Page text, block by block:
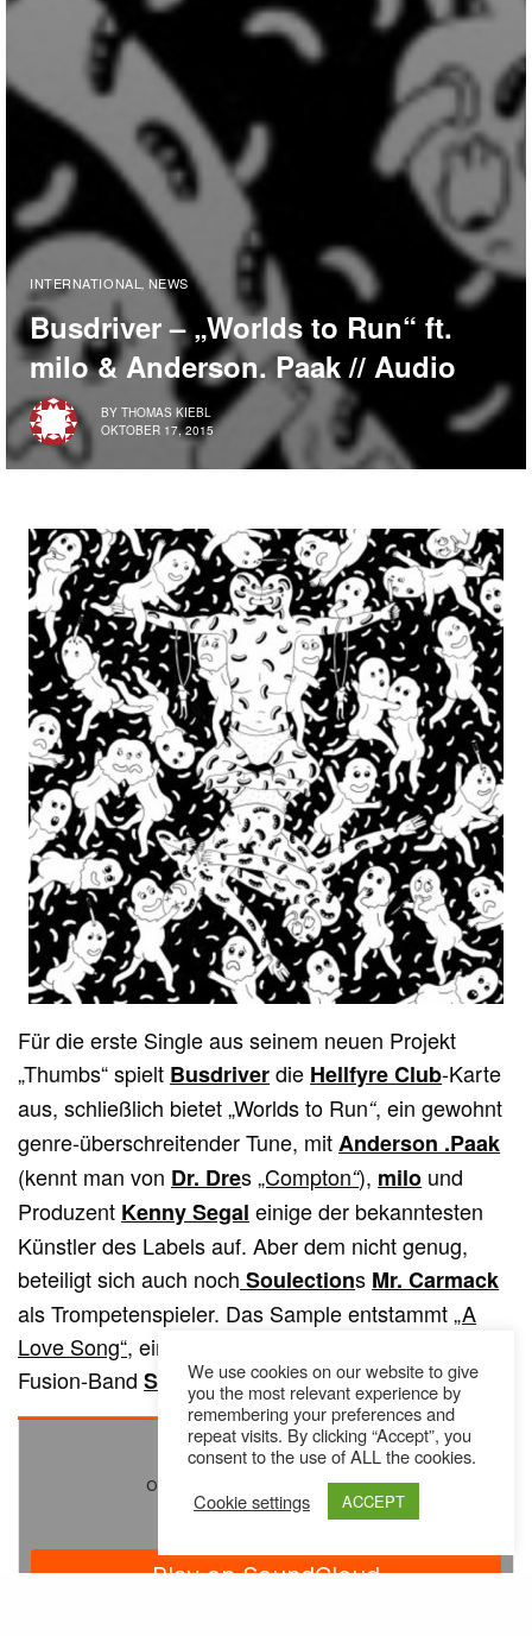
INTERNATIONAL NEWS
Busdriver – „Worlds to Run“ ft.
milo & Anderson. Paak // Audio
BY THOMAS KIEBL
OKTOBER 17, 2015
Für die erste Single aus seinem neuen Projekt
„Thumbs“ spielt Busdriverdie Hellfyre Club-Karte
aus, schließlich bietet „Worlds to Run“, ein gewohnt
genre-überschreitender Tune, mitAnderson .Paak
(kennt man von Dr. Dres„Compton“), milo und
Produzent Kenny Segal einige der bekanntesten
Künstler des Labels auf. Aber dem nicht genug,
beteiligt sich auch noch Soulections Mr. Carmack
als Trompetenspieler. Das Sample entstammt„A
Love Song“, ein Track der hawaiianischen Jazz-
Fusion-BandSeawind(1976).
We use cookies on our website to give
you the most relevant experience by
remembering your preferences and
repeat visits. By clicking “Accept”, you
consent to the use of ALL the cookies.
Cookie settings
ACCEPT